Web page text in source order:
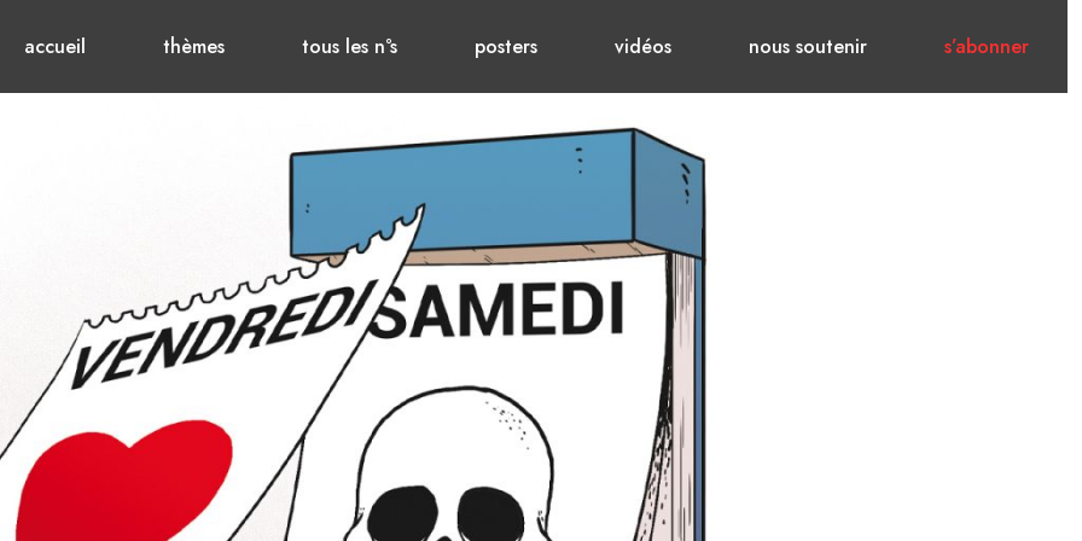
accueil thèmes tous les n°s posters vidéos nous soutenir s’abonner